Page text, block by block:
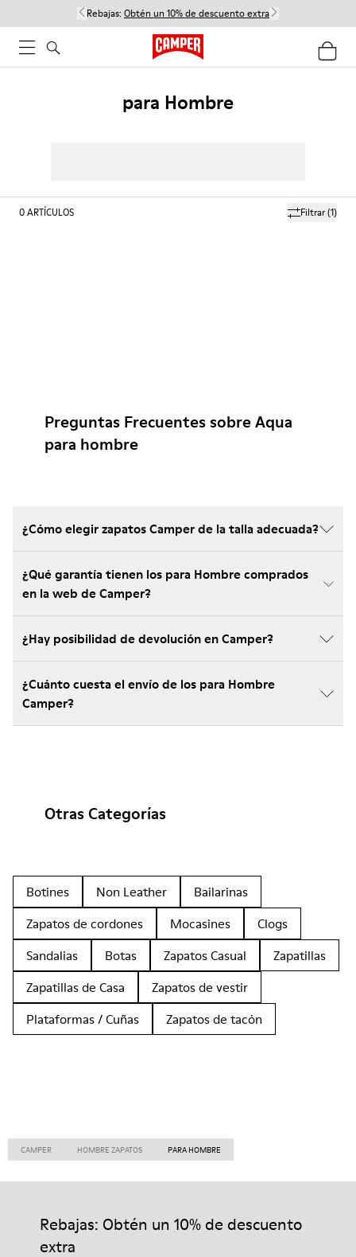
Rebajas: Obtén un 10% de descuento extra
para Hombre
Filtrar(1)
0ARTÍCULOS
Preguntas Frecuentes sobre Aqua
para hombre
¿Cómo elegir zapatos Camper de la talla adecuada?
¿Qué garantía tienen los para Hombre comprados
en la web de Camper?
¿Hay posibilidad de devolución en Camper?
¿Cuánto cuesta el envío de los para Hombre
Camper?
Otras Categorías
Botines Non Leather
Bailarinas
Zapatos de cordones
Mocasines
Clogs
Sandalias
Botas Zapatos Casual
Zapatillas
Zapatillas de Casa
Zapatos de vestir
Plataformas / Cuñas
Zapatos de tacón
CAMPER HOMBRE ZAPATOS PARA HOMBRE
Rebajas: Obtén un 10% de descuento
extra